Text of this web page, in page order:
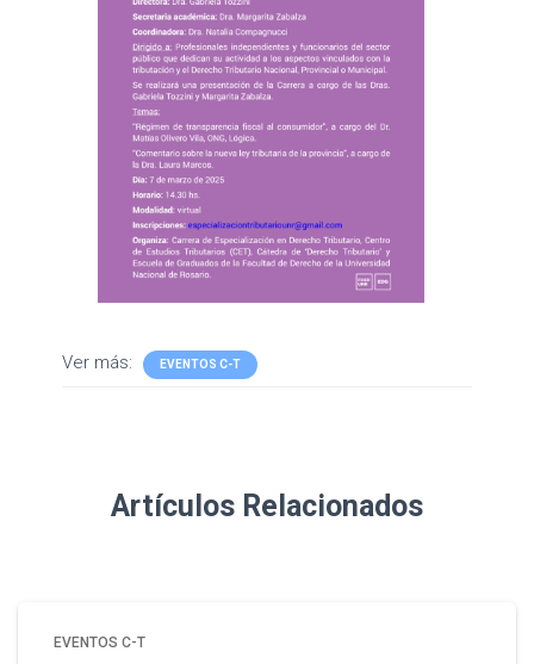
Ver más: EVENTOS C-T
Artículos Relacionados
EVENTOS C-T